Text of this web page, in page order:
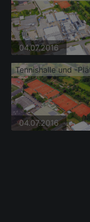
04.07.2016
Tennishalle und -
04.07.2016